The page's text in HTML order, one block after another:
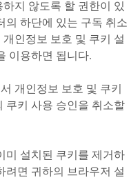
지 않도록 할 권한이 있
의 하단에 있는 구독 취소
인정보 보호 및 쿠키 설
이용하면 됩니다.
개인정보 보호 및 쿠키
쿠키 사용 승인을 취소할
미 설치된 쿠키를 제거하
려면 귀하의 브라우저 설